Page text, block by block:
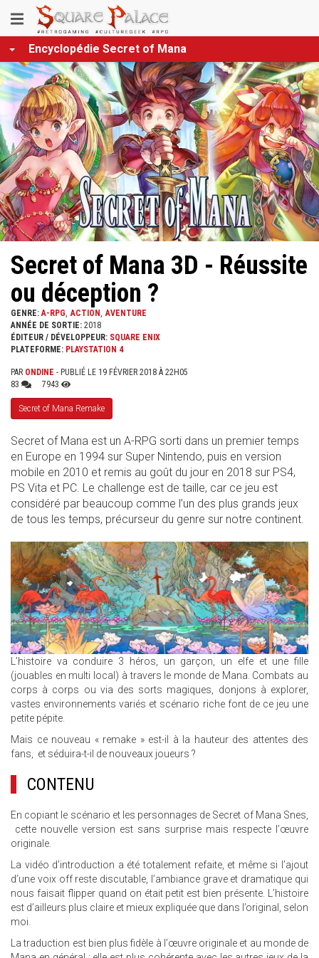
au
contenu
principal
Toggle
navigation
Encyclopédie Secret of Mana
Secret of Mana 3D - Réussite
ou déception ?
GENRE:A-RPG ACTION
AVENTURE
ANNÉE DE SORTIE: 2018
ÉDITEUR / DÉVELOPPEUR: SQUARE ENIX
PLATEFORME: PLAYSTATION 4
PAR ONDINE - PUBLIÉ LE 19 FÉVRIER 2018 À 22H05
83
7943
Secret of Mana Remake
Secret of Mana est un A-RPG sorti dans un premier temps
en Europe en 1994 sur Super Nintendo, puis en version
mobile en 2010 et remis au goût du jour en 2018 sur PS4,
PS Vita et PC. Le challenge est de taille, car ce jeu est
considéré par beaucoup comme l’un des plus grands jeux
de tous les temps, précurseur du genre sur notre continent.
SANS_TITRE_.JPG
L’histoire va conduire 3 héros, un garçon, un elfe et une fille
(jouables en multi local) à travers le monde de Mana. Combats au
corps à corps ou via des sorts magiques, donjons à explorer,
vastes environnements variés et scénario riche font de ce jeu une
petite pépite.
Mais ce nouveau « remake » est-il à la hauteur des attentes des
fans, et séduira-t-il de nouveaux joueurs ?
CONTENU
En copiant le scénario et les personnages de Secret of Mana Snes,
cette nouvelle version est sans surprise mais respecte l’œuvre
originale.
La vidéo d’introduction a été totalement refaite, et même si l’ajout
d’une voix off reste discutable, l’ambiance grave et dramatique qui
nous faisait flipper quand on était petit est bien présente. L’histoire
est d’ailleurs plus claire et mieux expliquée que dans l’original, selon
moi.
La traduction est bien plus fidèle à l’œuvre originale et au monde de